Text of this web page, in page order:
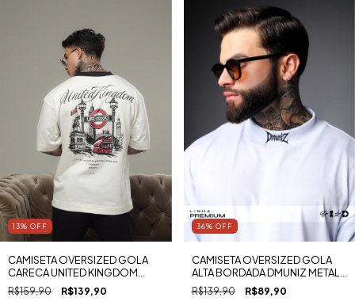
13% OFF
CAMISETA OVERSIZED GOLA
CARECA UNITED KINGDOM
MALHA PREMIUM RUGBY
R$159,90 R$139,90
36% OFF
CAMISETA OVERSIZED GOLA
ALTA BORDADA DMUNIZ METAL
MALHA PREMIUM RUGBY
R$139,90 R$89,90